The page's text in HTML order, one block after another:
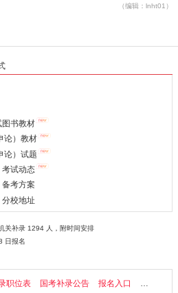
（编辑：lnht01）
书教材
论）教材
论）试题
试动态
考方案
校地址
关补录 1294 人，附时间安排
日报名
职位表 国考补录公告 报名入口 国家公务